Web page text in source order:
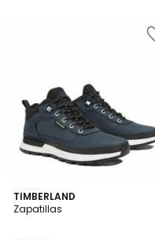
TIMBERLAND
Zapatillas